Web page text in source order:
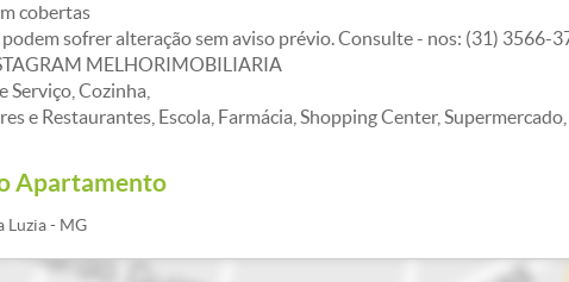
cobertas
sofrer alteração sem aviso prévio. Consulte - nos: (31) 3566-
MELHORIMOBILIARIA
Serviço, Cozinha,
e Restaurantes, Escola, Farmácia, Shopping Center, Supermercado,
Apartamento
Luzia - MG